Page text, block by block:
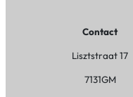
Contact
Lisztstraat 17
7131GM